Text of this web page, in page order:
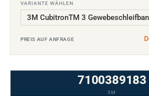
VARIANTE WÄHLEN
PREIS AUF ANFRAGE
7100389183
3M